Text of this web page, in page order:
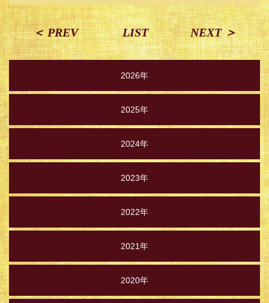
＜ PREV LIST NEXT ＞
2026年
2025年
2024年
2023年
2022年
2021年
2020年